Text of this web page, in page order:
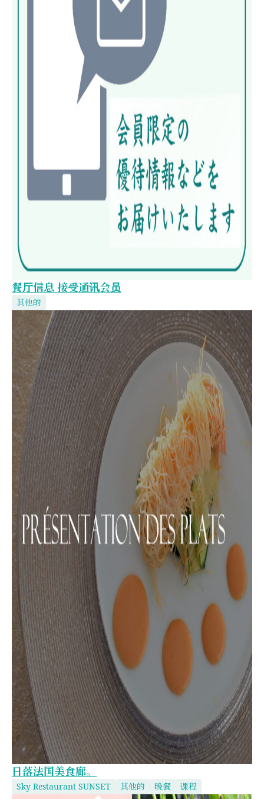
餐厅信息 接受通讯会员
其他的
日落法国美食廊。
Sky Restaurant SUNSET 其他的 晚餐 课程